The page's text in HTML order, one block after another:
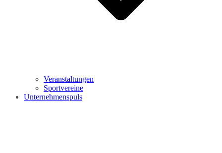
Veranstaltungen
Sportvereine
Unternehmenspuls